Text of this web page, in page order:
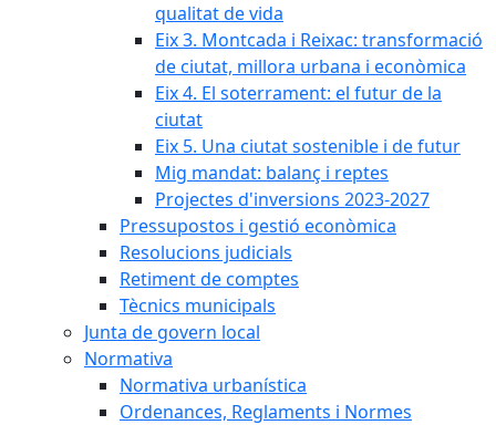
qualitat de vida
Eix 3. Montcada i Reixac: transformació
de ciutat, millora urbana i econòmica
Eix 4. El soterrament: el futur de la
ciutat
Eix 5. Una ciutat sostenible i de futur
Mig mandat: balanç i reptes
Projectes d'inversions 2023-2027
Pressupostos i gestió econòmica
Resolucions judicials
Retiment de comptes
Tècnics municipals
Junta de govern local
Normativa
Normativa urbanística
Ordenances, Reglaments i Normes